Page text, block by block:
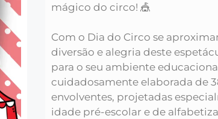
mágico do circo! 🎪
Com o Dia do Circo se
diversão e alegria deste
para o seu ambiente
cuidadosamente elaborada de
envolventes, projetadas
idade pré-escolar e de